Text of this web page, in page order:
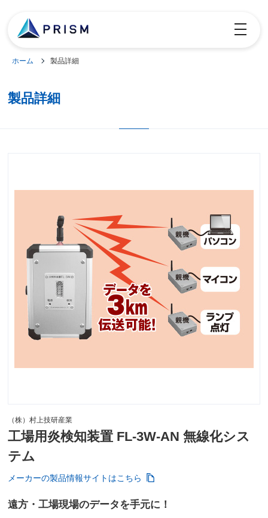
toggle
ホーム 製品詳細
製品詳細
（株）村上技研産業
工場用炎検知装置 FL-3W-AN 無線化シス
テム
メーカーの製品情報サイトはこちら
遠方・工場現場のデータを手元に！